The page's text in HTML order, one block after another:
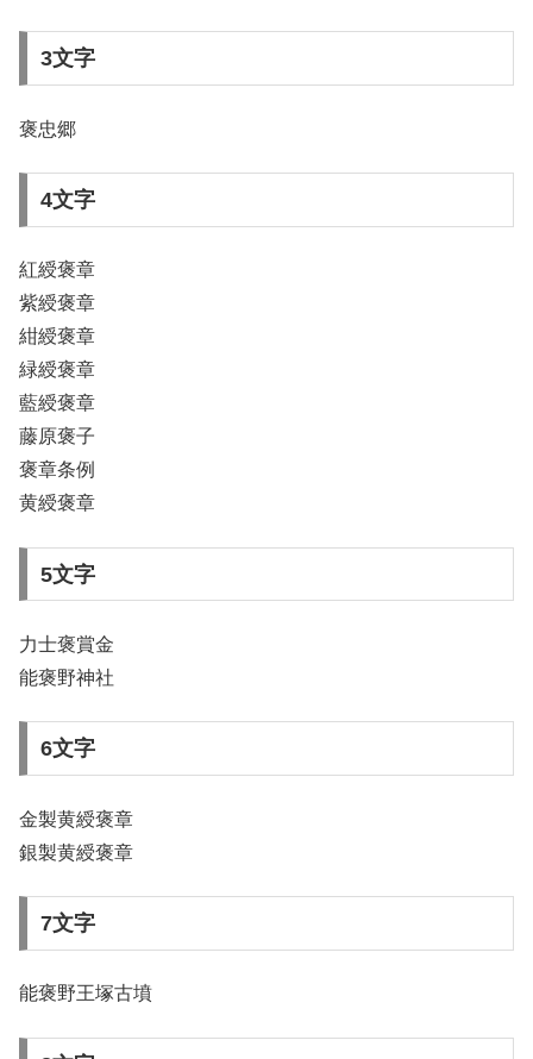
3文字
褒忠郷
4文字
紅綬褒章
紫綬褒章
紺綬褒章
緑綬褒章
藍綬褒章
藤原褒子
褒章条例
黄綬褒章
5文字
力士褒賞金
能褒野神社
6文字
金製黄綬褒章
銀製黄綬褒章
7文字
能褒野王塚古墳